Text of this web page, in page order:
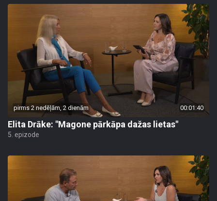
pirms 2 nedēļām, 2 dienām 00:01:40
Elita Drāke: "Magone pārkāpa dažas lietas"
5. epizode